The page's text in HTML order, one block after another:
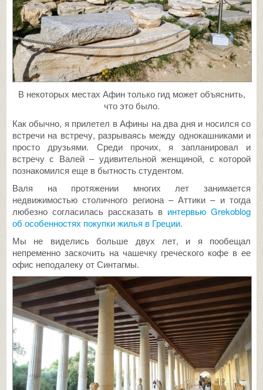
В некоторых местах Афин только гид может объяснить,
что это было.
Как обычно, я прилетел в Афины на два дня и носился со
встречи на встречу, разрываясь между однокашниками и
просто друзьями. Среди прочих, я запланировал и
встречу с Валей – удивительной женщиной, с которой
познакомился еще в бытность студентом.
Валя на протяжении многих лет занимается
недвижимостью столичного региона – Аттики – и тогда
любезно согласилась рассказать в интервью Grekoblog
об особенностях покупки жилья в Греции.
Мы не виделись больше двух лет, и я пообещал
непременно заскочить на чашечку греческого кофе в ее
офис неподалеку от Синтагмы.